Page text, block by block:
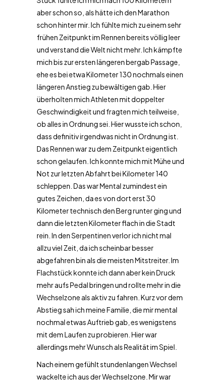
aber schon so, als hätte ich den Marathon
schon hinter mir. Ich fühlte mich zu einem sehr
frühen Zeitpunkt im Rennen bereits völlig leer
und verstand die Welt nicht mehr. Ich kämpfte
mich bis zur ersten längeren bergab Passage,
ehe es bei etwa Kilometer 130 nochmals einen
längeren Anstieg zu bewältigen gab. Hier
überholten mich Athleten mit doppelter
Geschwindigkeit und fragten mich teilweise,
ob alles in Ordnung sei. Hier wusste ich schon,
dass definitiv irgendwas nicht in Ordnung ist.
Das Rennen war zu dem Zeitpunkt eigentlich
schon gelaufen. Ich konnte mich mit Mühe und
Not zur letzten Abfahrt bei Kilometer 140
schleppen. Das war Mental zumindest ein
gutes Zeichen, da es von dort erst 30
Kilometer technisch den Berg runter ging und
dann die letzten Kilometer flach in die Stadt
rein. In den Serpentinen verlor ich nicht mal
allzu viel Zeit, da ich scheinbar besser
abgefahren bin als die meisten Mitstreiter. Im
Flachstück konnte ich dann aber kein Druck
mehr aufs Pedal bringen und rollte mehr in die
Wechselzone als aktiv zu fahren. Kurz vor dem
Abstieg sah ich meine Familie, die mir mental
nochmal etwas Auftrieb gab, es wenigstens
mit dem Laufen zu probieren. Hier war
allerdings mehr Wunsch als Realität im Spiel.
Nach einem gefühlt stundenlangen Wechsel
wackelte ich aus der Wechselzone. Mir war